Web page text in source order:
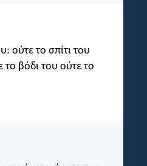
ούτε το σπίτι του
το βόδι του ούτε το